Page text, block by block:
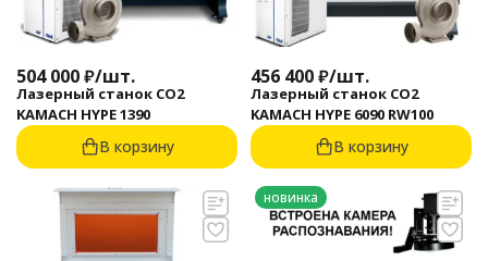
504 000₽/шт.
Лазерный станок CO2
KAMACH HYPE 1390
В корзину
456 400₽/шт.
Лазерный станок CO2
KAMACH HYPE 6090 RW100
В корзину
новинка